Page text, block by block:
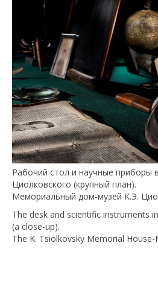
Рабочий стол и научные приборы
Циолковского (крупный план).
Мемориальный дом-музей К.Э.
The desk and scientific instruments
(a close-up).
The K. Tsiolkovsky Memorial House-